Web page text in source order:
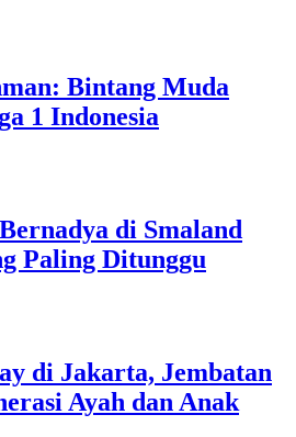
Bintang Muda
1 Indonesia
di Smaland
Paling Ditunggu
di Jakarta, Jembatan
Ayah dan Anak